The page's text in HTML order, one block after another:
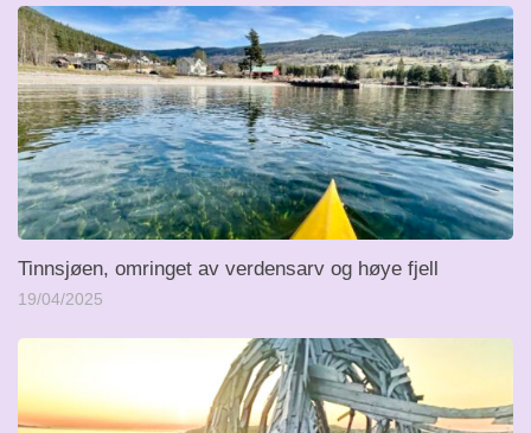
Tinnsjøen, omringet av verdensarv og høye fjell
19/04/2025